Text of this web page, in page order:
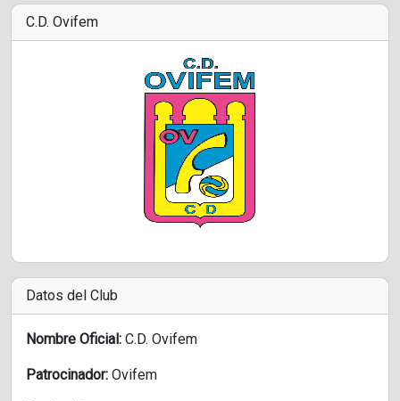
C.D. Ovifem
Datos del Club
Nombre Oficial: C.D. Ovifem
Patrocinador: Ovifem